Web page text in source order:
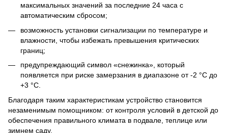
максимальных значений за последние 24 часа с
автоматическим сбросом;
возможность установки сигнализации по температуре и
влажности, чтобы избежать превышения критических
границ;
предупреждающий символ «снежинка», который
появляется при риске замерзания в диапазоне от -2 °C до
+3 °C.
Благодаря таким характеристикам устройство становится
незаменимым помощником: от контроля условий в детской до
обеспечения правильного климата в подвале, теплице или
зимнем саду.